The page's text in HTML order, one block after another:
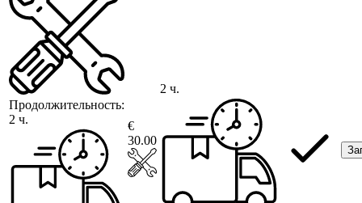
Продолжительность:
2 ч.
€
30.00
2 ч.